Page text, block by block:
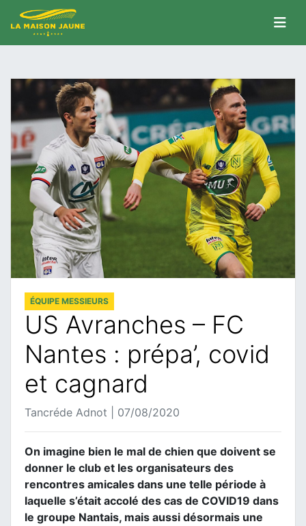
ÉQUIPE MESSIEURS
US Avranches – FC
Nantes : prépa’, covid
et cagnard
Tancréde Adnot | 07/08/2020
On imagine bien le mal de chien que doivent se
donner le club et les organisateurs des
rencontres amicales dans une telle période à
laquelle s’était accolé des cas de COVID19 dans
le groupe Nantais, mais aussi désormais une